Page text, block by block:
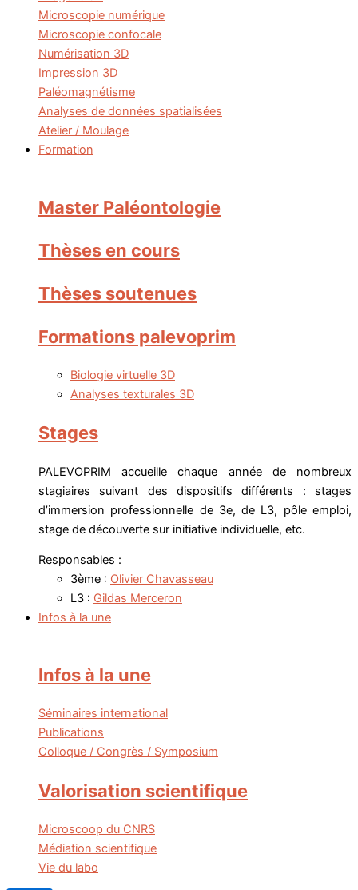
Microscopie numérique
Microscopie confocale
Numérisation 3D
Impression 3D
Paléomagnétisme
Analyses de données spatialisées
Atelier / Moulage
Formation
Master Paléontologie
Thèses en cours
Thèses soutenues
Formations palevoprim
Biologie virtuelle 3D
Analyses texturales 3D
Stages
PALEVOPRIM accueille chaque année de nombreux
stagiaires suivant des dispositifs différents : stages
d’immersion professionnelle de 3e, de L3, pôle emploi,
stage de découverte sur initiative individuelle, etc.
Responsables :
3ème : Olivier Chavasseau
L3 : Gildas Merceron
Infos à la une
Infos à la une
Séminaires international
Publications
Colloque / Congrès / Symposium
Valorisation scientifique
Microscoop du CNRS
Médiation scientifique
Vie du labo